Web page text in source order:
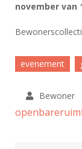
november van
evenement